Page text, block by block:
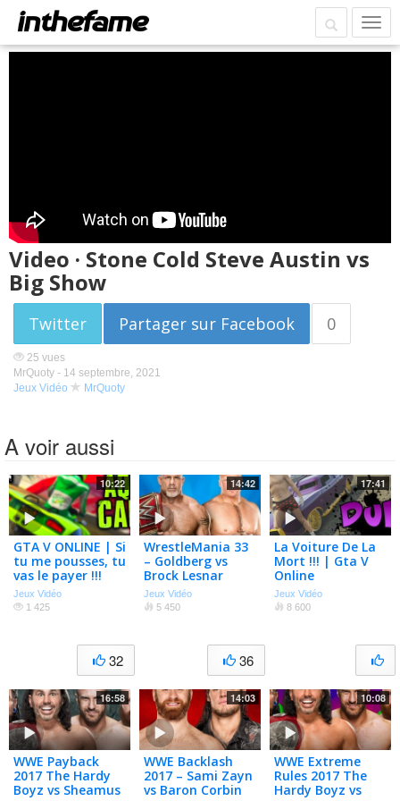
Video · Stone Cold Steve Austin vs
Big Show
Twitter Partager sur Facebook 0
25 vues
MrQuoty - 14 septembre, 2021
Jeux Vidéo
MrQuoty
A voir aussi
10:22
GTA V ONLINE | Si
tu me pousses, tu
vas le payer !!!
Jeux Vidéo
1 425
32
14:42
WrestleMania 33
– Goldberg vs
Brock Lesnar
Jeux Vidéo
5 450
36
17:41
La Voiture De La
Mort !!! | Gta V
Online
Jeux Vidéo
8 600
16:58
WWE Payback
2017 The Hardy
Boyz vs Sheamus
14:03
WWE Backlash
2017 – Sami Zayn
vs Baron Corbin
10:08
WWE Extreme
Rules 2017 The
Hardy Boyz vs